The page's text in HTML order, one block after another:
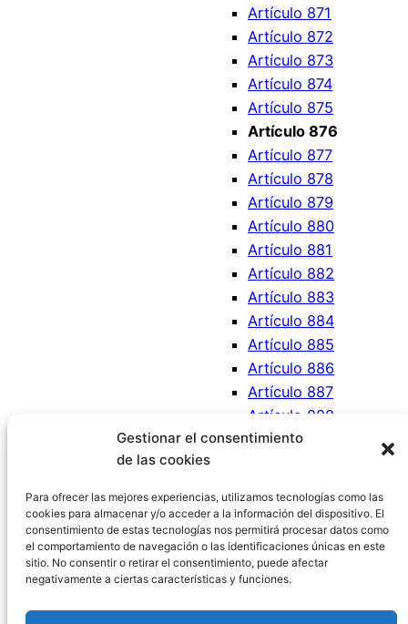
Gestionar el consentimiento
de las cookies
Para ofrecer las mejores experiencias, utilizamos tecnologías como las
cookies para almacenar y/o acceder a la información del dispositivo. El
consentimiento de estas tecnologías nos permitirá procesar datos como
el comportamiento de navegación o las identificaciones únicas en este
sitio. No consentir o retirar el consentimiento, puede afectar
negativamente a ciertas características y funciones.
Artículo 871
Artículo 872
Artículo 873
Artículo 874
Artículo 875
Artículo 876
Artículo 877
Artículo 878
Artículo 879
Artículo 880
Artículo 881
Artículo 882
Artículo 883
Artículo 884
Artículo 885
Artículo 886
Artículo 887
Artículo 888
Artículo 889